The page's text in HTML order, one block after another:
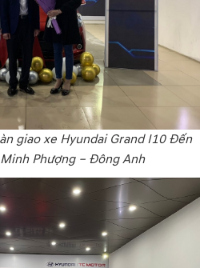
giao xe Hyundai Grand I10 Đến
Phượng – Đông Anh